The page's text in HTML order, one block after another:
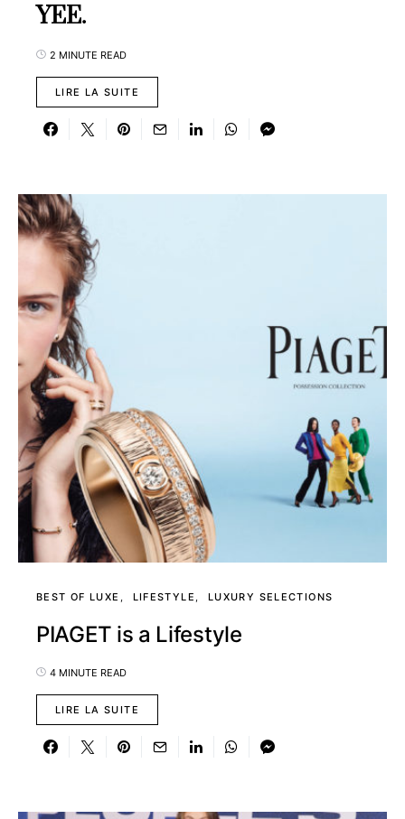
YEE.
2 MINUTE READ
LIRE LA SUITE
BEST OF LUXE LIFESTYLE LUXURY SELECTIONS
PIAGET is a Lifestyle
4 MINUTE READ
LIRE LA SUITE